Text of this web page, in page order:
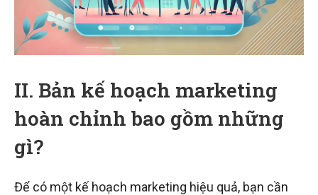
II. Bản kế hoạch marketing
hoàn chỉnh bao gồm những
gì?
Để có một kế hoạch marketing hiệu quả, bạn cần